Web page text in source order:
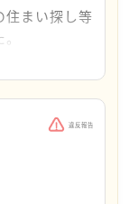
が、ぜひ行政
通ってご相
護士を経由
ままでは住
ればいいの
住まい探し等
本来は預貯
うで、今後
を削るしか
したのです
残しておか
。まだガリ
とないと思
違反報告